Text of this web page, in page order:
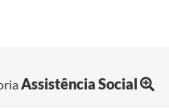
Assistência Social